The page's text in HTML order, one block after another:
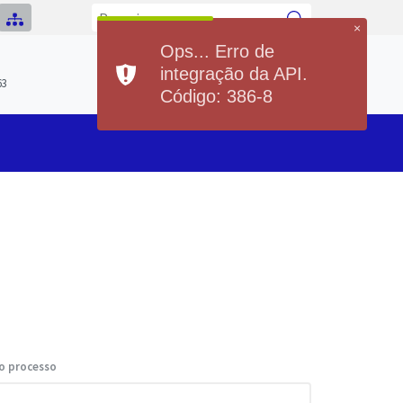
Previsão do Tempo
Hoje
Min21°Max36°
Sexta
Min 20°
processo
×
Ops... Erro de
integração da API.
Código: 386-8